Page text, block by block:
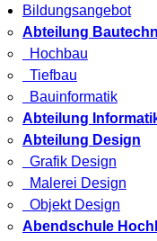
Bildungsangebot
Abteilung
Hochbau
Tiefbau
Bauinformatik
Abteilung
Abteilung Design
Grafik Design
Malerei Design
Objekt Design
Abendschule